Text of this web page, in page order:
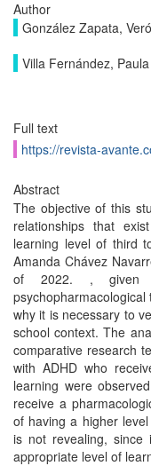
Author
González Zapata,
Villa Fernández, Paula
Full text
https://revista-
Abstract
The objective of this
relationships that
learning level of third
Amanda Chávez
of 2022. , given
why it is necessary to
school context. The
comparative research
with ADHD who
learning were
receive a
of having a higher
is not revealing,
appropriate level of